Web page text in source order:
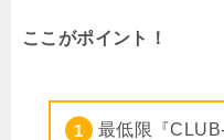
ここがポイント！
最低限『